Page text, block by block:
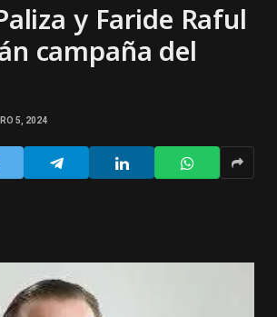
y Faride Raful
campaña del
5, 2024